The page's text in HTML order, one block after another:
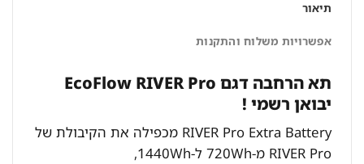
תיאור
אפשרויות משלוח והתקנות
תא הרחבה דגם EcoFlow RIVER Pro
יבואן רשמי !
RIVER Pro Extra Battery מכפילה את הקיבולת של
RIVER Pro מ-720Wh ל-1440Wh,